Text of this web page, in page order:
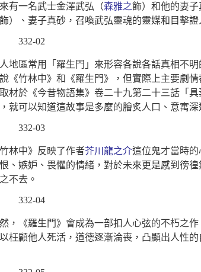
有一名武士金澤武弘（森雅之飾）和他的妻子
飾）、妻子真砂，召喚武弘靈魂的靈媒和目擊
地區常用「羅生門」來形容各說各話真相不
《竹林中》和《羅生門》，但實際上主要劇
材於《今昔物語集》卷二十九第二十三話「具
就可以知道這故事是多麼的膾炙人口、意寓深
竹林中》反映了作者芥川龍之介這位鬼才當時
、嫉妒、畏懼的情緒，對於未來更是感到徬
不去。
，《羅生門》會成為一部扣人心弦的不朽之
枉顧他人死活，道德逐漸淪喪，凸顯出人性